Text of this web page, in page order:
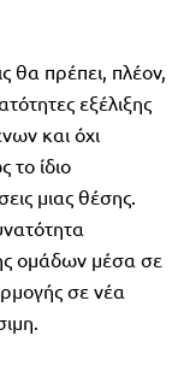
θα πρέπει, πλέον,
εξέλιξης
και όχι
το ίδιο
μιας θέσης.
ομάδων μέσα σε
σε νέα